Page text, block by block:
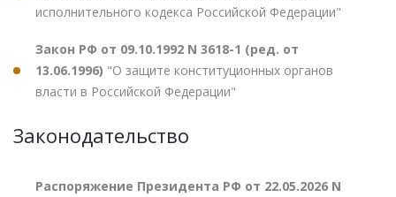
исполнительного кодекса Российской Федерации"
Закон РФ от 09.10.1992 N 3618-1 (ред. от
13.06.1996) "О защите конституционных органов
власти в Российской Федерации"
Законодательство
Распоряжение Президента РФ от 22.05.2026 N